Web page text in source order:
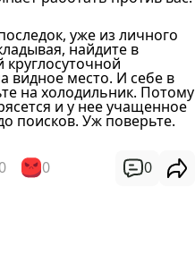
уже из личного
найдите в
видное место. И себе в
на холодильник. Потому
и у нее учащенное
поисков. Уж поверьте.
0 0 0